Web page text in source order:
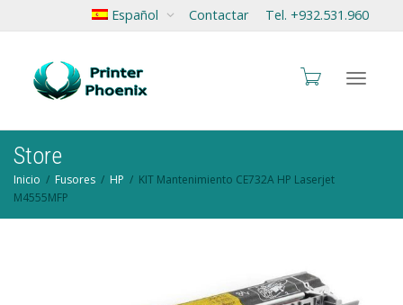
Español Contactar Tel. +932.531.960
Store
Inicio Fusores HP
KIT Mantenimiento CE732A HP Laserjet
M4555MFP